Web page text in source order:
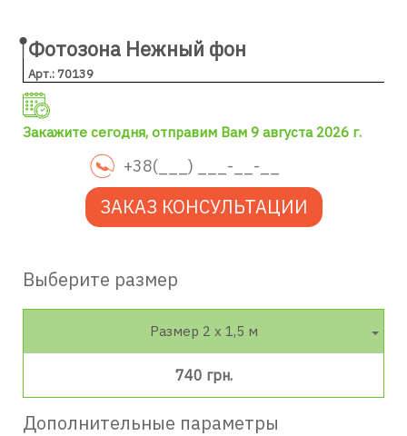
Фотозона Нежный фон
Арт.: 70139
Закажите сегодня, отправим Вам 9 августа 2026 г.
ЗАКАЗ КОНСУЛЬТАЦИИ
Выберите размер
Размер 2 х 1,5 м
740 грн.
Дополнительные параметры